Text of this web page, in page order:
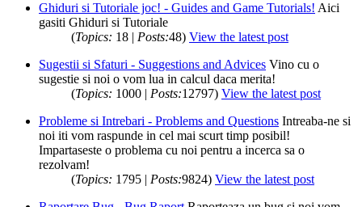
Ghiduri si Tutoriale joc! - Guides and Game Tutorials! Aici
gasiti Ghiduri si Tutoriale
(Topics: 18 | Posts:48) View the latest post
Sugestii si Sfaturi - Suggestions and Advices Vino cu o
sugestie si noi o vom lua in calcul daca merita!
(Topics: 1000 | Posts:12797) View the latest post
Probleme si Intrebari - Problems and Questions Intreaba-ne si
noi iti vom raspunde in cel mai scurt timp posibil!
Impartaseste o problema cu noi pentru a incerca sa o
rezolvam!
(Topics: 1795 | Posts:9824) View the latest post